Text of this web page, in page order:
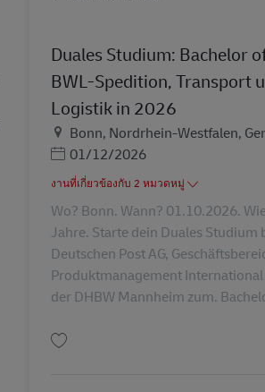
Duales Studium: Bachelor
BWL-Spedition, Transport
Logistik in 2026
สถานที่
Bonn, Nordrhein-Westfalen,
Posted Date
01/12/2026
งานที่เกี่ยวข้องกับ 2 หมวดหมู่
Wo? Bonn. Wann? 01.10.2026.
Jahre. Starte dein Duales Studium
Deutschen Post AG,
Produktmanagement
der DHBW Mannheim zum.